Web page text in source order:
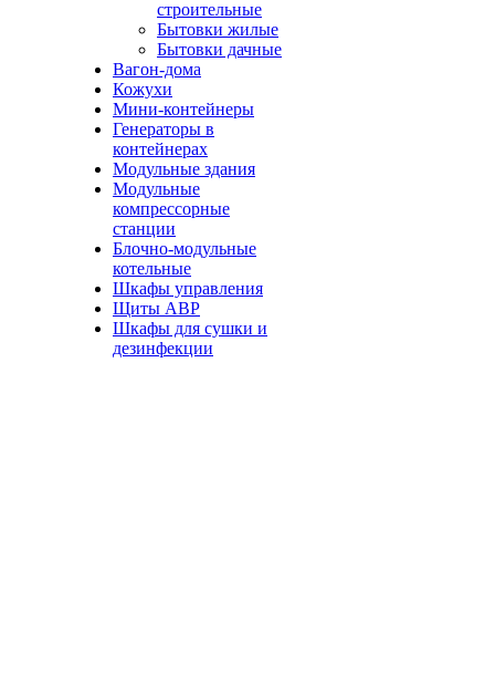
строительные
Бытовки жилые
Бытовки дачные
Вагон-дома
Кожухи
Мини-контейнеры
Генераторы в
контейнерах
Модульные здания
Модульные
компрессорные
станции
Блочно-модульные
котельные
Шкафы управления
Щиты АВР
Шкафы для сушки и
дезинфекции